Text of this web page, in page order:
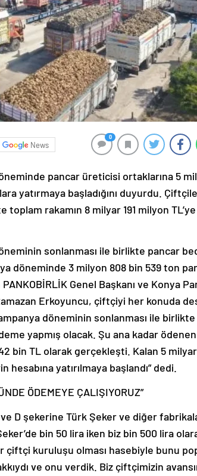
News
0
pancar üreticisi ortaklarına 5
yatırmaya başladığını duyurdu.
rakamın 8 milyar 191 milyon TL’ye
sonlanması ile birlikte pancar
döneminde 3 milyon 808 bin 539 ton
Genel Başkanı ve Konya
Erkoyuncu, çiftçiyi her konuda
döneminin sonlanması ile
yapmış olacak. Şu ana kadar
bin TL olarak gerçekleşti. Kalan 5 milyar
yatırılmaya başlandı” dedi.
ÖDEMEYE ÇALIŞIYORUZ”
D şekerine Türk Şeker ve diğer
bin 50 lira iken biz bin 500 lira
çiftçi kuruluşu olması hasebiyle bunu
ve onu verdik. Biz çiftçimizin